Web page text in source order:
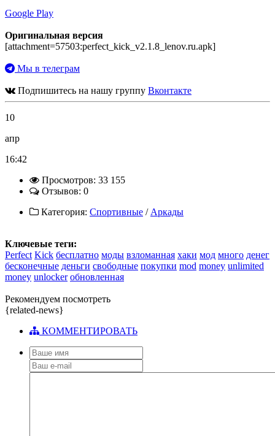
Google Play
Оригинальная версия
[attachment=57503:perfect_kick_v2.1.8_lenov.ru.apk]
Мы в телеграм
Подпишитесь на нашу группу Вконтакте
10
апр
16:42
Просмотров: 33 155
Отзывов: 0
Категория: Спортивные / Аркады
Ключевые теги:
Perfect Kick бесплатно моды взломанная хаки мод много денег
бесконечные деньги свободные покупки mod money unlimited
money unlocker обновленная
Рекомендуем посмотреть
{related-news}
КОММЕНТИРОВАТЬ